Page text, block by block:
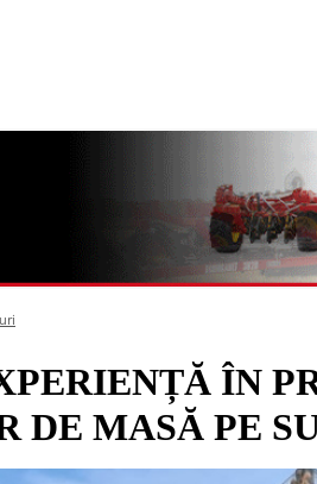
ÎN
DE MASĂ PE